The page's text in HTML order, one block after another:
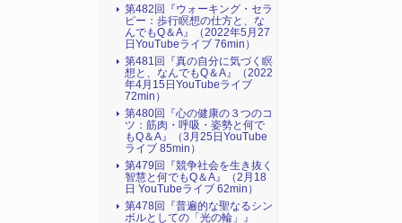
第482回『ウォーキング・セラ
ピー：歩行瞑想の仕方と、な
んでもQ＆A』（2022年5月27
日YouTubeライブ 76min）
第481回『真の自分に気づく瞑
想と、なんでもQ＆A』（2022
年4月15日YouTubeライブ
72min）
第480回『心の健康の３つのコ
ツ：筋肉・呼吸・姿勢と何で
もQ＆A』（3月25日YouTube
ライブ 85min）
第479回『競争社会を生き抜く
智慧と何でもQ＆A』（2月18
日 YouTubeライブ 62min）
第478回『普遍的な聖なるシン
ボルとしての「光の輪」』